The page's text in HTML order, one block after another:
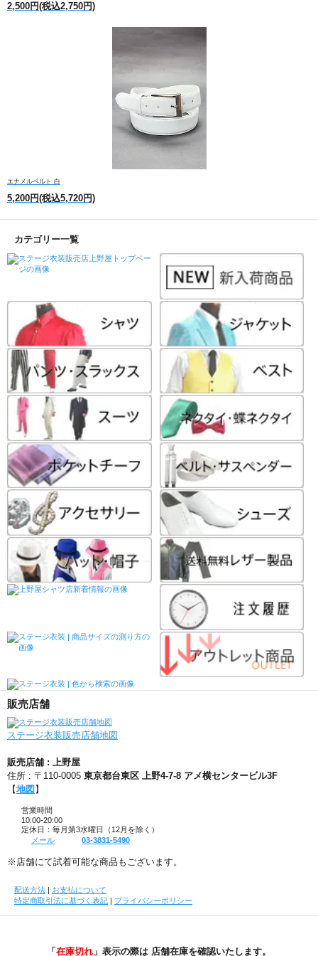
2,500円(税込2,750円)
エナメルベルト 白
5,200円(税込5,720円)
カテゴリー一覧
販売店舗
ステージ衣装販売店舗地図
販売店舗 : 上野屋
住所 : 〒110-0005 東京都台東区 上野4-7-8 アメ横センタービル3F
【地図 】
営業時間
10:00-20:00
定休日：毎月第3水曜日（12月を除く）
メール
03-3831-5490
※店舗にて試着可能な商品もございます。
配送方法 | お支払について
特定商取引法に基づく表記 | プライバシーポリシー
「 在庫切れ 」表示の際は 店舗在庫を確認いたします。